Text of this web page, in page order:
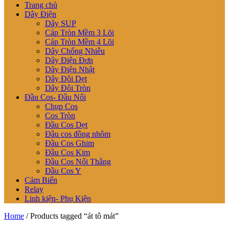
Trang chủ
Dây Điện
Dây SUP
Cáp Tròn Mềm 3 Lõi
Cáp Tròn Mềm 4 Lõi
Dây Chống Nhiễu
Dây Điện Đơn
Dây Điện Nhật
Dây Đôi Dẹt
Dây Đôi Tròn
Đầu Cos- Đầu Nối
Chụp Cos
Cos Tròn
Đầu Cos Dẹt
Đầu cos đồng nhôm
Đầu Cos Ghim
Đầu Cos Kim
Đầu Cos Nối Thẳng
Đầu Cos Y
Cảm Biến
Relay
Linh kiện- Phụ Kiện
Home / Products tagged “át tô mát”